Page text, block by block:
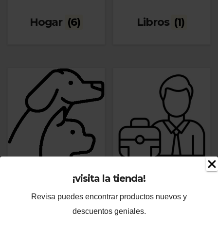
¡visita la tienda!
Revisa puedes encontrar productos nuevos y
descuentos geniales.
Hogar (6) Libros (1)
Mascotas(1) Profesionales